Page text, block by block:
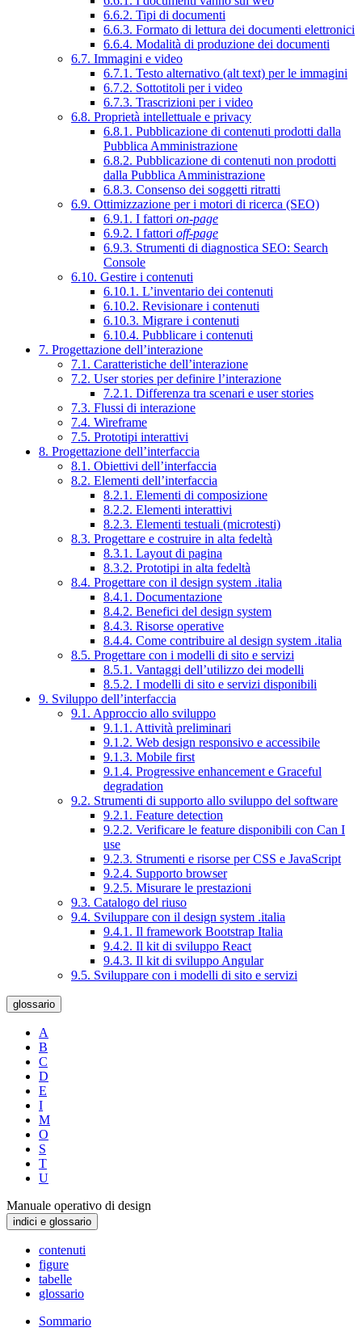
6.6.2. Tipi di documenti
6.6.3. Formato di lettura dei documenti elettronici
6.6.4. Modalità di produzione dei documenti
6.7. Immagini e video
6.7.1. Testo alternativo (alt text) per le immagini
6.7.2. Sottotitoli per i video
6.7.3. Trascrizioni per i video
6.8. Proprietà intellettuale e privacy
6.8.1. Pubblicazione di contenuti prodotti dalla
Pubblica Amministrazione
6.8.2. Pubblicazione di contenuti non prodotti
dalla Pubblica Amministrazione
6.8.3. Consenso dei soggetti ritratti
6.9. Ottimizzazione per i motori di ricerca (SEO)
6.9.1. I fattori on-page
6.9.2. I fattori off-page
6.9.3. Strumenti di diagnostica SEO: Search
Console
6.10. Gestire i contenuti
6.10.1. L’inventario dei contenuti
6.10.2. Revisionare i contenuti
6.10.3. Migrare i contenuti
6.10.4. Pubblicare i contenuti
7. Progettazione dell’interazione
7.1. Caratteristiche dell’interazione
7.2. User stories per definire l’interazione
7.2.1. Differenza tra scenari e user stories
7.3. Flussi di interazione
7.4. Wireframe
7.5. Prototipi interattivi
8. Progettazione dell’interfaccia
8.1. Obiettivi dell’interfaccia
8.2. Elementi dell’interfaccia
8.2.1. Elementi di composizione
8.2.2. Elementi interattivi
8.2.3. Elementi testuali (microtesti)
8.3. Progettare e costruire in alta fedeltà
8.3.1. Layout di pagina
8.3.2. Prototipi in alta fedeltà
8.4. Progettare con il design system .italia
8.4.1. Documentazione
8.4.2. Benefici del design system
8.4.3. Risorse operative
8.4.4. Come contribuire al design system .italia
8.5. Progettare con i modelli di sito e servizi
8.5.1. Vantaggi dell’utilizzo dei modelli
8.5.2. I modelli di sito e servizi disponibili
9. Sviluppo dell’interfaccia
9.1. Approccio allo sviluppo
9.1.1. Attività preliminari
9.1.2. Web design responsivo e accessibile
9.1.3. Mobile first
9.1.4. Progressive enhancement e Graceful
degradation
9.2. Strumenti di supporto allo sviluppo del software
9.2.1. Feature detection
9.2.2. Verificare le feature disponibili con Can I
use
9.2.3. Strumenti e risorse per CSS e JavaScript
9.2.4. Supporto browser
9.2.5. Misurare le prestazioni
9.3. Catalogo del riuso
9.4. Sviluppare con il design system .italia
9.4.1. Il framework Bootstrap Italia
9.4.2. Il kit di sviluppo React
9.4.3. Il kit di sviluppo Angular
9.5. Sviluppare con i modelli di sito e servizi
glossario
A
B
C
D
E
I
M
O
S
T
U
Manuale operativo di design
indici e glossario
contenuti
figure
tabelle
glossario
Sommario